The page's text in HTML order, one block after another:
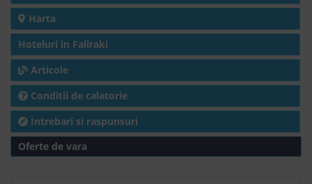
Harta
Hoteluri in Faliraki
Articole
Conditii de calatorie
Intrebari si raspunsuri
Oferte de vara
LEI EURO